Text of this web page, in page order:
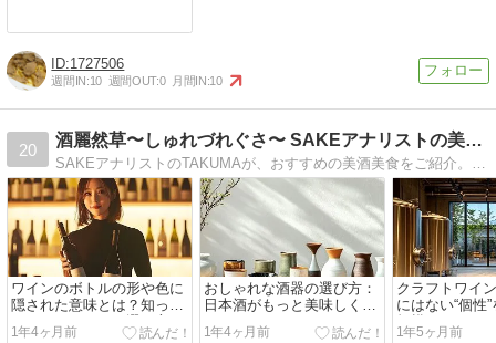
1727506
週間IN:10 週間OUT:0 月間IN:10
20
酒麗然草〜しゅれづれぐさ〜 SAKEアナリストの美酒と美食と
ワインのボトルの形や色に
隠された意味とは？知って
おくべきワインの選び方
1年4ヶ月前
おしゃれな酒器の選び方：
日本酒がもっと美味しくな
るアイテムたち
1年4ヶ月前
クラフトワイ
にはない“個性
規模ワイナリ
1年5ヶ月前